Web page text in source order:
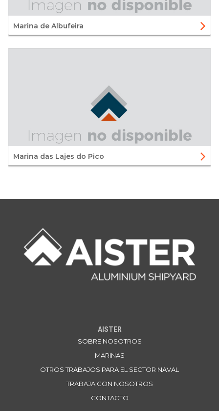
Marina de Albufeira
Marina das Lajes do Pico
AISTER
SOBRE NOSOTROS
MARINAS
OTROS TRABAJOS PARA EL SECTOR NAVAL
TRABAJA CON NOSOTROS
CONTACTO